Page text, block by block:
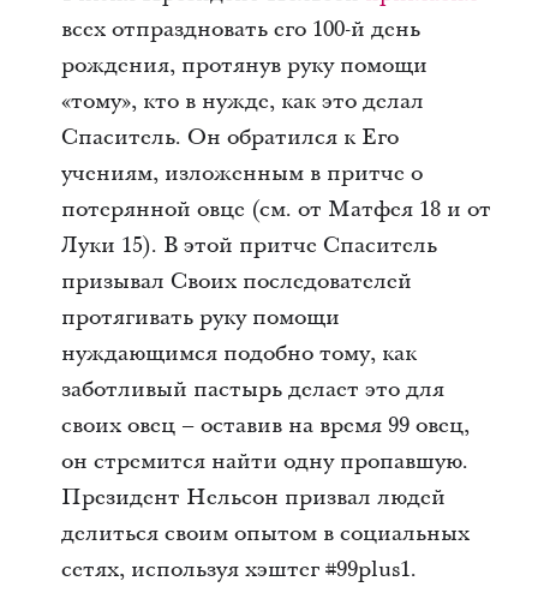
всех отпраздновать его 100-й день
рождения, протянув руку помощи
«тому», кто в нужде, как это делал
Спаситель. Он обратился к Его
учениям, изложенным в притче о
потерянной овце (см. от Матфея 18 и от
Луки 15). В этой притче Спаситель
призывал Своих последователей
протягивать руку помощи
нуждающимся подобно тому, как
заботливый пастырь делает это для
своих овец – оставив на время 99 овец,
он стремится найти одну пропавшую.
Президент Нельсон призвал людей
делиться своим опытом в социальных
сетях, используя хэштег #99plus1.